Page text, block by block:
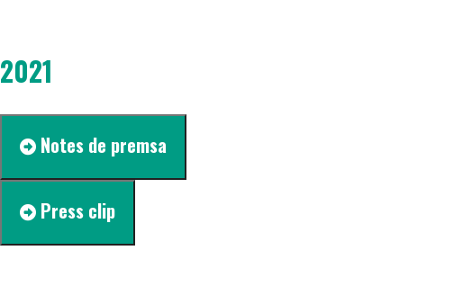
2021
Notes de premsa
Press clip